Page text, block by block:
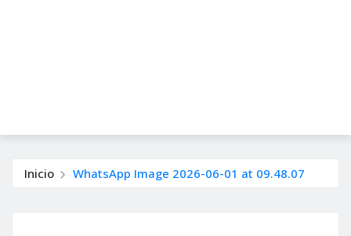
Inicio WhatsApp Image 2026-06-01 at 09.48.07